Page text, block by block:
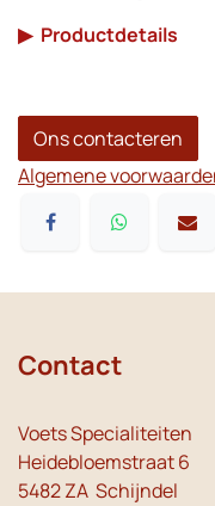
▶ Productdetails
Ons contacteren
Algemene
Contact
Voets Specialiteiten
Heidebloemstraat 6
5482 ZA Schijndel